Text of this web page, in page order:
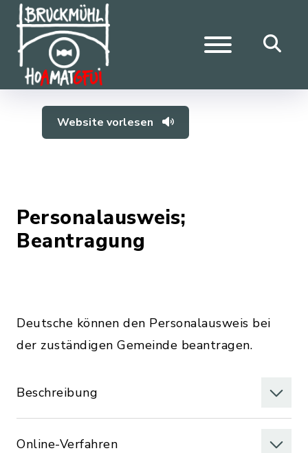
Website vorlesen
Personalausweis;
Beantragung
Deutsche können den Personalausweis bei
der zuständigen Gemeinde beantragen.
Beschreibung
Online-Verfahren